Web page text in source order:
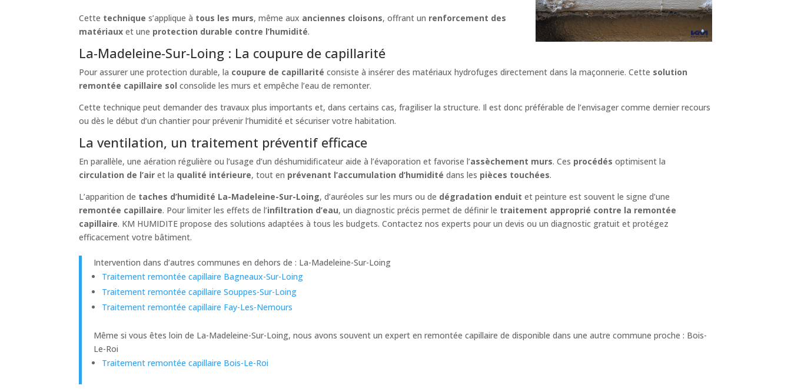
Cette technique s’applique à tous les murs, même aux anciennes cloisons, offrant un renforcement des
matériaux et une protection durable contre l’humidité.
La-Madeleine-Sur-Loing : La coupure de capillarité
Pour assurer une protection durable, la coupure de capillarité consiste à insérer des matériaux hydrofuges directement dans la maçonnerie. Cette solution
remontée capillaire sol consolide les murs et empêche l’eau de remonter.
Cette technique peut demander des travaux plus importants et, dans certains cas, fragiliser la structure. Il est donc préférable de l’envisager comme dernier recours
ou dès le début d’un chantier pour prévenir l’humidité et sécuriser votre habitation.
La ventilation, un traitement préventif efficace
En parallèle, une aération régulière ou l’usage d’un déshumidificateur aide à l’évaporation et favorise l’assèchement murs. Ces procédés optimisent la
circulation de l’air et la qualité intérieure, tout en prévenant l’accumulation d’humidité dans les pièces touchées.
L’apparition de taches d’humidité La-Madeleine-Sur-Loing, d’auréoles sur les murs ou de dégradation enduit et peinture est souvent le signe d’une
remontée capillaire. Pour limiter les effets de l’infiltration d’eau, un diagnostic précis permet de définir le traitement approprié contre la remontée
capillaire. KM HUMIDITE propose des solutions adaptées à tous les budgets. Contactez nos experts pour un devis ou un diagnostic gratuit et protégez
efficacement votre bâtiment.
Intervention dans d’autres communes en dehors de : La-Madeleine-Sur-Loing
Traitement remontée capillaire Bagneaux-Sur-Loing
Traitement remontée capillaire Souppes-Sur-Loing
Traitement remontée capillaire Fay-Les-Nemours
Même si vous êtes loin de La-Madeleine-Sur-Loing, nous avons souvent un expert en remontée capillaire de disponible dans une autre commune proche : Bois-
Le-Roi
Traitement remontée capillaire Bois-Le-Roi